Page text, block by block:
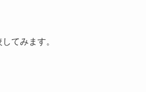
てみます。